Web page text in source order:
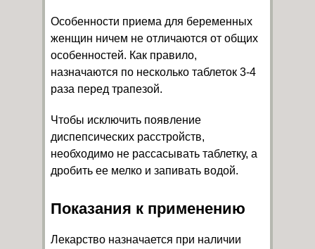
Особенности приема для беременных
женщин ничем не отличаются от общих
особенностей. Как правило,
назначаются по несколько таблеток 3-4
раза перед трапезой.
Чтобы исключить появление
диспепсических расстройств,
необходимо не рассасывать таблетку, а
дробить ее мелко и запивать водой.
Показания к применению
Лекарство назначается при наличии